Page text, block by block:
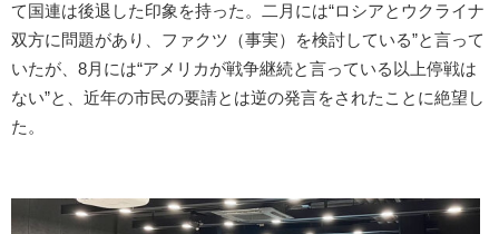
て国連は後退した印象を持った。二月には“ロシアとウクライナ
双方に問題があり、ファクツ（事実）を検討している”と言って
いたが、8月には“アメリカが戦争継続と言っている以上停戦は
ない”と、近年の市民の要請とは逆の発言をされたことに絶望し
た。